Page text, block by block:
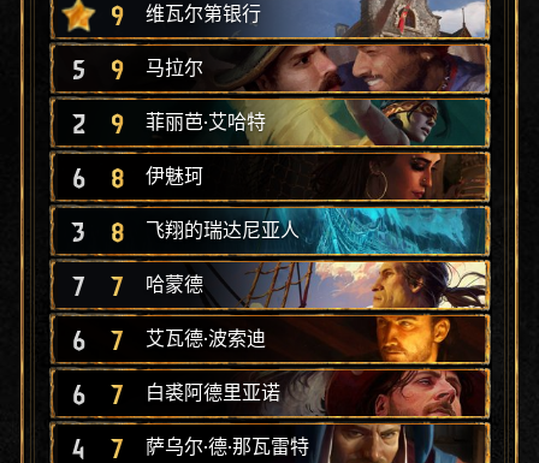
9 维瓦尔第银行
5 9 马拉尔
2 9 菲丽芭·艾哈特
6 8 伊魅珂
3 8 飞翔的瑞达尼亚人
7 7 哈蒙德
6 7 艾瓦德·波索迪
6 7 白裘阿德里亚诺
4 7 萨乌尔·德·那瓦雷特